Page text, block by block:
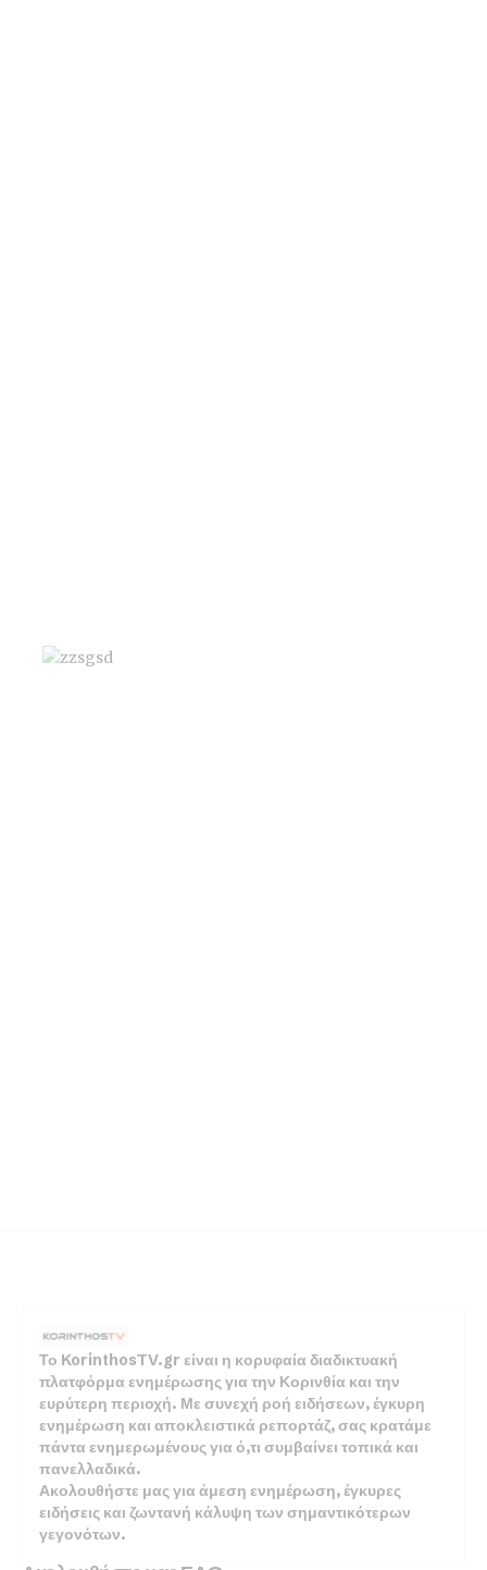
Το KorinthosTV.gr είναι η κορυφαία διαδικτυακή
πλατφόρμα ενημέρωσης για την Κορινθία και την
ευρύτερη περιοχή. Με συνεχή ροή ειδήσεων, έγκυρη
ενημέρωση και αποκλειστικά ρεπορτάζ, σας κρατάμε
πάντα ενημερωμένους για ό,τι συμβαίνει τοπικά και
πανελλαδικά.
Ακολουθήστε μας για άμεση ενημέρωση, έγκυρες
ειδήσεις και ζωντανή κάλυψη των σημαντικότερων
γεγονότων.